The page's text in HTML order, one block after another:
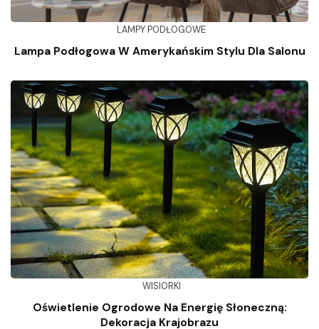
LAMPY PODŁOGOWE
Lampa Podłogowa W Amerykańskim Stylu Dla Salonu
WISIORKI
Oświetlenie Ogrodowe Na Energię Słoneczną:
Dekoracja Krajobrazu